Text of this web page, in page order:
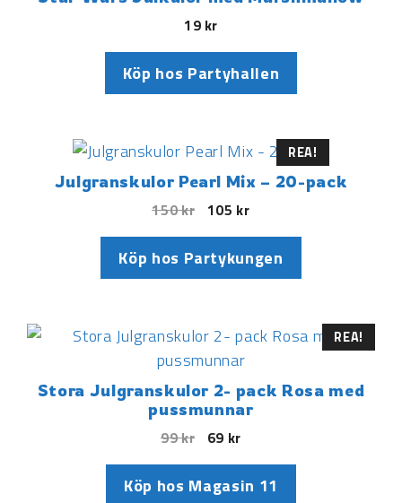
19 kr
Köp hos Partyhallen
REA!
Julgranskulor Pearl Mix – 20-pack
150kr 105 kr
Köp hos Partykungen
REA!
Stora Julgranskulor 2- pack Rosa med
pussmunnar
99kr 69 kr
Köp hos Magasin 11